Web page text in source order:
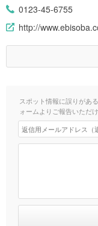
0123-45-6755
http://
スポット情報に誤りがあ
ォームよりご報告いただ